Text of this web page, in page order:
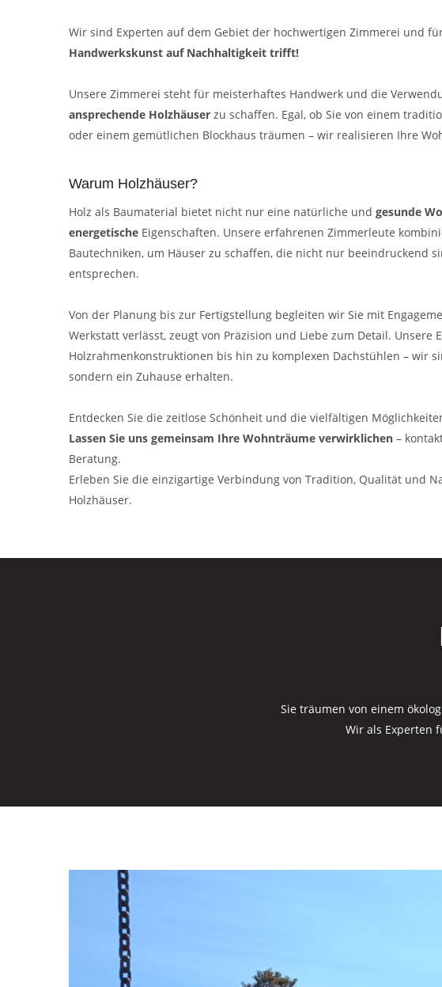
Wir sind Experten auf dem Gebiet der hochwertigen Zimmerei und
Handwerkskunst auf Nachhaltigkeit trifft!
Unsere Zimmerei steht für meisterhaftes Handwerk und die
ansprechende Holzhäuser zu schaffen. Egal, ob Sie von einem
oder einem gemütlichen Blockhaus träumen – wir realisieren Ihre
Warum Holzhäuser?
Holz als Baumaterial bietet nicht nur eine natürliche und gesunde
energetische Eigenschaften. Unsere erfahrenen Zimmerleute
Bautechniken, um Häuser zu schaffen, die nicht nur beeindruckend
entsprechen.
Von der Planung bis zur Fertigstellung begleiten wir Sie mit
Werkstatt verlässt, zeugt von Präzision und Liebe zum Detail.
Holzrahmenkonstruktionen bis hin zu komplexen Dachstühlen – wir
sondern ein Zuhause erhalten.
Entdecken Sie die zeitlose Schönheit und die vielfältigen
Lassen Sie uns gemeinsam Ihre Wohnträume verwirklichen –
Beratung.
Erleben Sie die einzigartige Verbindung von Tradition, Qualität und
Holzhäuser.
Sie träumen von einem
Wir als Experten